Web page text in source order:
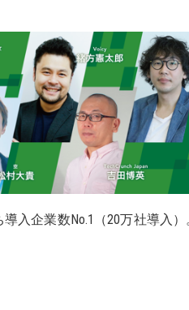
⼊企業数No.1（20万社導⼊）